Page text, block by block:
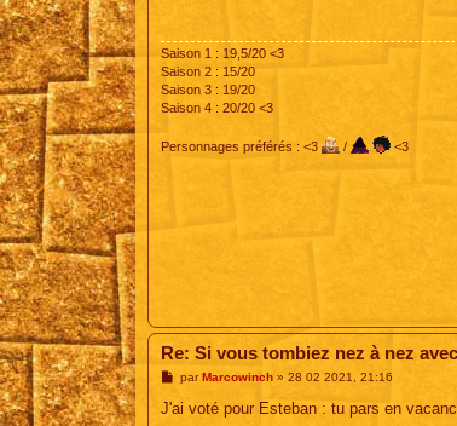
Saison 1 : 19,5/20 <3
Saison 2 : 15/20
Saison 3 : 19/20
Saison 4 : 20/20 <3
Personnages préférés : <3 / <3
Re: Si vous tombiez nez à nez
M
s
parMarcowinch» 28 02 2021, 21:16
J'ai voté pour Esteban : tu pars en